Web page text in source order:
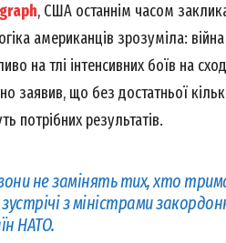
, США останнім часом
американців зрозуміла:
на тлі інтенсивних боїв на
заявив, що без достатньої
потрібних результатів.
не замінять тих, хто
з міністрами
НАТО.